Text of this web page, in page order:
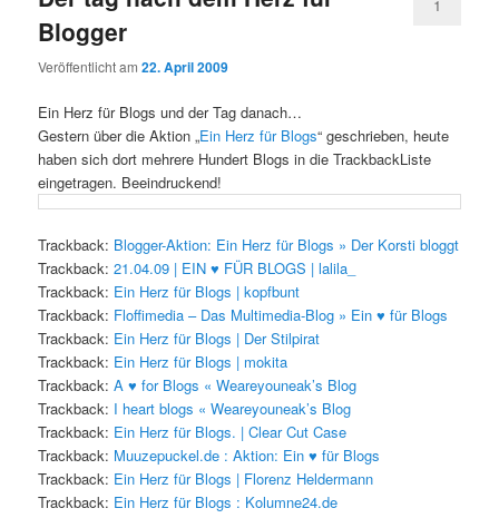
Blogger
Veröffentlicht am22. April 2009
1
Ein Herz für Blogs und der Tag danach…
Gestern über die Aktion „Ein Herz für Blogs“ geschrieben, heute
haben sich dort mehrere Hundert Blogs in die TrackbackListe
eingetragen. Beeindruckend!
Trackback: Blogger-Aktion: Ein Herz für Blogs » Der Korsti bloggt
Trackback:21.04.09 | EIN ♥ FÜR BLOGS | lalila_
Trackback: Ein Herz für Blogs | kopfbunt
Trackback: Floffimedia – Das Multimedia-Blog » Ein ♥ für Blogs
Trackback: Ein Herz für Blogs | Der Stilpirat
Trackback: Ein Herz für Blogs | mokita
Trackback:A ♥ for Blogs « Weareyouneak’s Blog
Trackback: I heart blogs « Weareyouneak’s Blog
Trackback: Ein Herz für Blogs. | Clear Cut Case
Trackback: Muuzepuckel.de : Aktion: Ein ♥ für Blogs
Trackback: Ein Herz für Blogs | Florenz Heldermann
Trackback: Ein Herz für Blogs : Kolumne24.de